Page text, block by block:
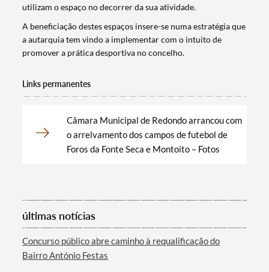
Termo de Pesquisa
Categorias gerais
utilizam o espaço no decorrer da sua atividade.
A beneficiação destes espaços insere-se numa estratégia que
a autarquia tem vindo a implementar com o intuito de
promover a prática desportiva no concelho.
Links permanentes
Câmara Municipal de Redondo arrancou com
o arrelvamento dos campos de futebol de
Foros da Fonte Seca e Montoito – Fotos
últimas notícias
Concurso público abre caminho à requalificação do
Bairro António Festas